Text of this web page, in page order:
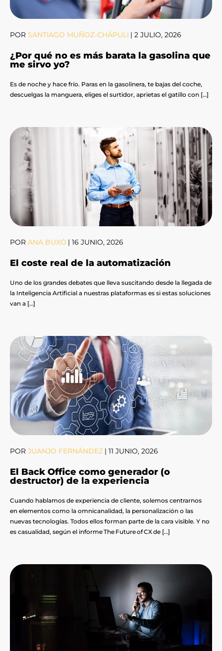
POR SANTIAGO MUÑOZ-CHÁPULI | 2 JULIO, 2026
¿Por qué no es más barata la gasolina que
me sirvo yo?
Es de noche y hace frío. Paras en la gasolinera, te bajas del coche,
descuelgas la manguera, eliges el surtidor, aprietas el gatillo con […]
POR ANA BUXÓ | 16 JUNIO, 2026
El coste real de la automatización
Uno de los grandes debates que lleva suscitando desde la llegada de
la Inteligencia Artificial a nuestras plataformas es si estas soluciones
van a […]
POR JUANJO FERNÁNDEZ | 11 JUNIO, 2026
El Back Office como generador (o
destructor) de la experiencia
Cuando hablamos de experiencia de cliente, solemos centrarnos
en elementos como la omnicanalidad, la personalización o las
nuevas tecnologías. Todos ellos forman parte de la cara visible. Y no
es casualidad, según el informe The Future of CX de […]